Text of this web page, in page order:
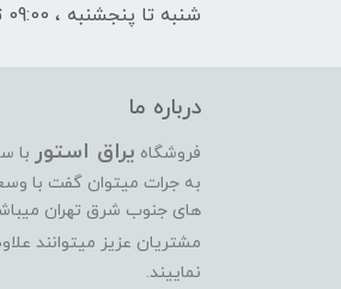
شنبه تا پنجشنبه ، 09:00 تا 20:00 پاسخگوی شما هستیم
درباره ما
فروشگاه یراق استور با سابقه
به جرات میتوان گفت با
های جنوب شرق تهران
مشتریان عزیز میتوانند
نماییند.